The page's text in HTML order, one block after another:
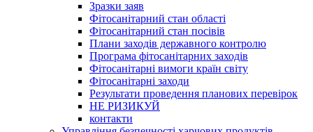
Зразки заяв
Фітосанітарний стан області
Фітосанітарний стан посівів
Плани заходів державного контролю
Програма фітосанітарних заходів
Фітосанітарні вимоги країн світу
Фітосанітарні заходи
Результати проведення планових перевірок
НЕ РИЗИКУЙ
контакти